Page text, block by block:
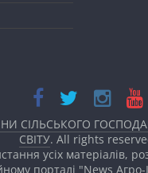
СІЛЬСЬКОГО
СВІТУ. All rights
усіх матеріалів,
порталі "News